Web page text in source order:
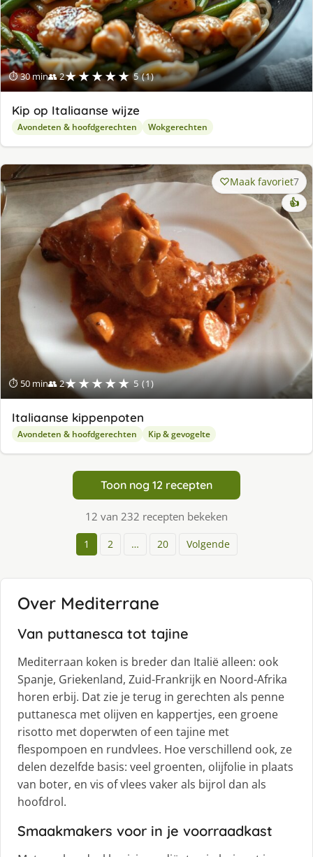
⏱ 30 min👥 2★★★★★ 5 (1)
Kip op Italiaanse wijze
Avondeten & hoofdgerechten Wokgerechten
⏱ 50 min👥 2★★★★★ 5 (1)
Maak favoriet7
👍
Italiaanse kippenpoten
Avondeten & hoofdgerechten Kip & gevogelte
Toon nog 12 recepten
12 van 232 recepten bekeken
1 2 … 20 Volgende
Over Mediterrane
Van puttanesca tot tajine
Mediterraan koken is breder dan Italië alleen: ook
Spanje, Griekenland, Zuid-Frankrijk en Noord-Afrika
horen erbij. Dat zie je terug in gerechten als penne
puttanesca met olijven en kappertjes, een groene
risotto met doperwten of een tajine met
flespompoen en rundvlees. Hoe verschillend ook, ze
delen dezelfde basis: veel groenten, olijfolie in plaats
van boter, en vis of vlees vaker als bijrol dan als
hoofdrol.
Smaakmakers voor in je voorraadkast